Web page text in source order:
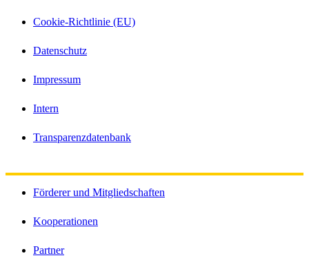
Cookie-Richtlinie (EU)
Datenschutz
Impressum
Intern
Transparenzdatenbank
Förderer und Mitgliedschaften
Kooperationen
Partner